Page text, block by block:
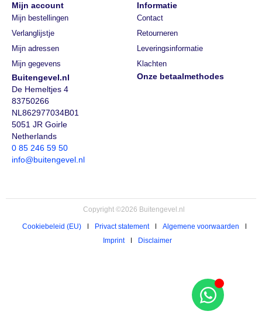
Buitengevel.nl
De Hemeltjes 4
83750266
NL862977034B01
5051 JR Goirle
Netherlands
0 85 246 59 50
info@buitengevel.nl
Onze betaalmethodes
Mijn account
Mijn bestellingen
Verlanglijstje
Mijn adressen
Mijn gegevens
Informatie
Contact
Retourneren
Leveringsinformatie
Klachten
Copyright ©2026 Buitengevel.nl
Cookiebeleid (EU) Privact statement
Algemene voorwaarden
Imprint
Disclaimer